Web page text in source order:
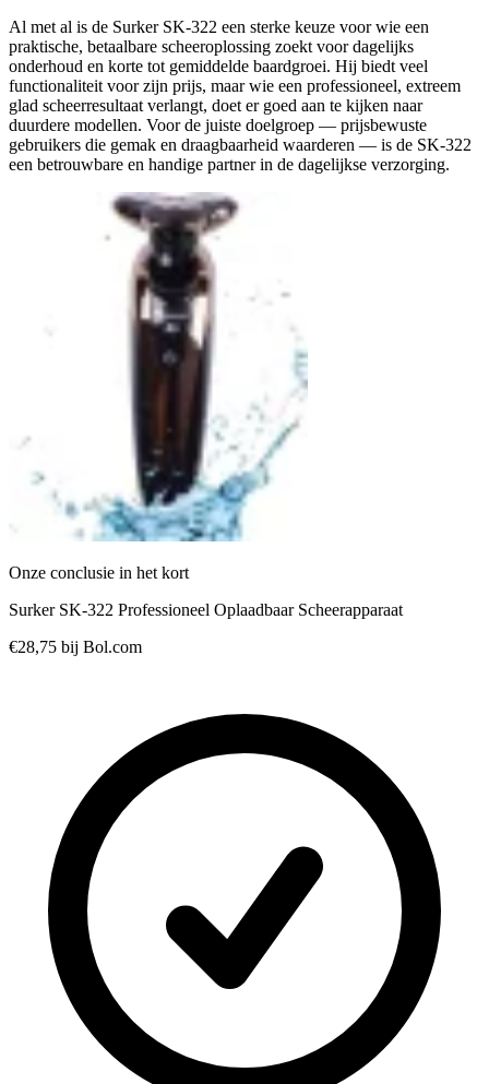
Al met al is de Surker SK-322 een sterke keuze voor wie een
praktische, betaalbare scheeroplossing zoekt voor dagelijks
onderhoud en korte tot gemiddelde baardgroei. Hij biedt veel
functionaliteit voor zijn prijs, maar wie een professioneel, extreem
glad scheerresultaat verlangt, doet er goed aan te kijken naar
duurdere modellen. Voor de juiste doelgroep — prijsbewuste
gebruikers die gemak en draagbaarheid waarderen — is de SK-322
een betrouwbare en handige partner in de dagelijkse verzorging.
Onze conclusie in het kort
Surker SK-322 Professioneel Oplaadbaar Scheerapparaat
€28,75 bij Bol.com